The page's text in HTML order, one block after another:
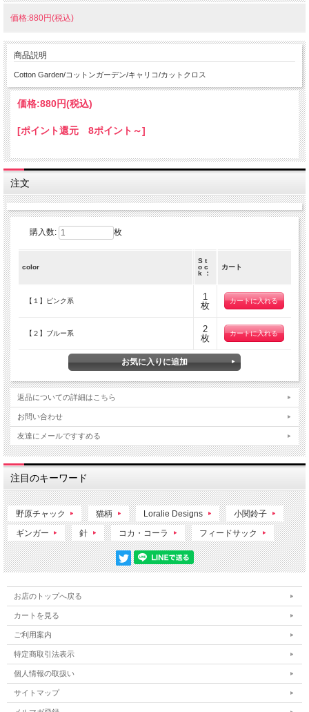
価格:880円(税込)
商品説明
Cotton Garden/コットンガーデン/キャリコ/カットクロス
価格:880円(税込)
[ポイント還元 8ポイント～]
注文
購入数: 枚
color
S t
o c
k ：
カート
【１】ピンク系
1
枚
【２】ブルー系
2
枚
返品についての詳細はこちら
お問い合わせ
友達にメールですすめる
注目のキーワード
野原チャック 猫柄 Loralie Designs 小関鈴子
ギンガー 針 コカ・コーラ フィードサック
お店のトップへ戻る
カートを見る
ご利用案内
特定商取引法表示
個人情報の取扱い
サイトマップ